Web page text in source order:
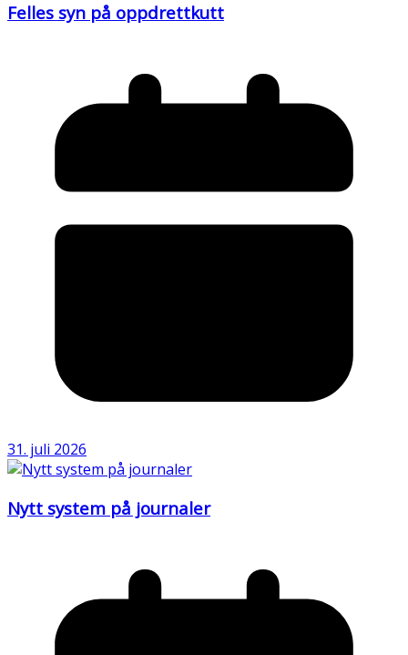
Felles syn på oppdrettkutt
31. juli 2026
Nytt system på journaler